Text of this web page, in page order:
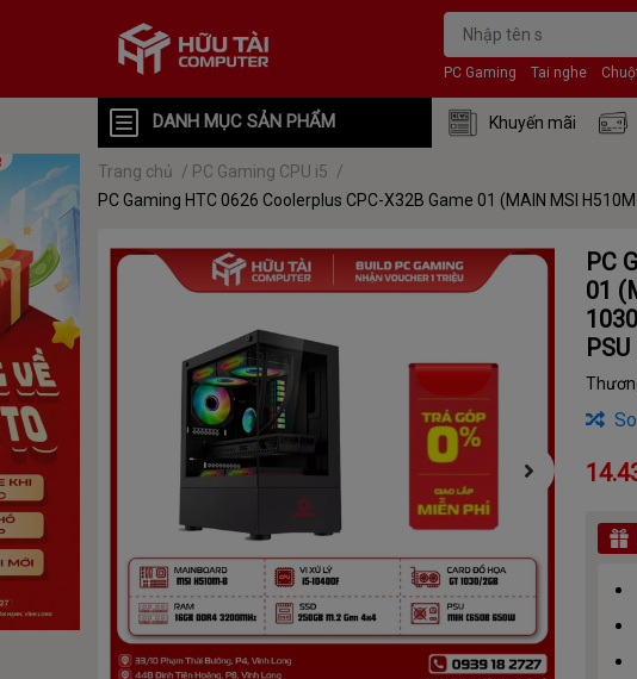
PC Gaming Tai nghe
DANH MỤC SẢN PHẨM Khuyến mãi
Trang chủ / PC Gaming CPU i5 /
PC Gaming HTC 0626 Coolerplus CPC-X32B Game 01 (MAIN MSI
PC
01